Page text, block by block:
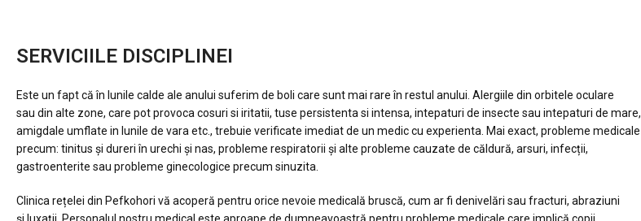
SERVICIILE DISCIPLINEI
Este un fapt că în lunile calde ale anului suferim de boli care sunt mai rare în restul anului. Alergiile din orbitele oculare
sau din alte zone, care pot provoca cosuri si iritatii, tuse persistenta si intensa, intepaturi de insecte sau intepaturi de mare,
amigdale umflate in lunile de vara etc., trebuie verificate imediat de un medic cu experienta. Mai exact, probleme medicale
precum: tinitus și dureri în urechi și nas, probleme respiratorii și alte probleme cauzate de căldură, arsuri, infecții,
gastroenterite sau probleme ginecologice precum sinuzita.
Clinica rețelei din Pefkohori vă acoperă pentru orice nevoie medicală bruscă, cum ar fi denivelări sau fracturi, abraziuni